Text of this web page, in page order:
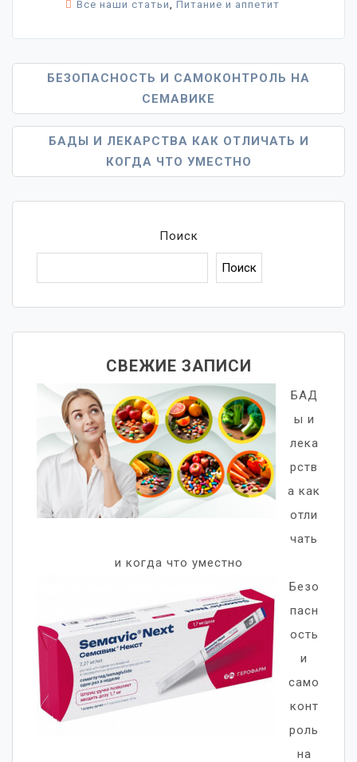
Все наши статьи Питание и аппетит
Навигация
По
Записям
БЕЗОПАСНОСТЬ И САМОКОНТРОЛЬ НА
СЕМАВИКЕ
БАДЫ И ЛЕКАРСТВА КАК ОТЛИЧАТЬ И
КОГДА ЧТО УМЕСТНО
Поиск
Поиск
СВЕЖИЕ ЗАПИСИ
БАД
ы и
лека
рств
а как
отли
чать
и когда что уместно
Безо
пасн
ость
и
само
конт
роль
на